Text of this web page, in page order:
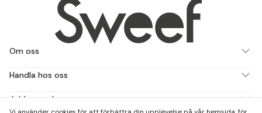
Om oss
Handla hos oss
Jobba med oss